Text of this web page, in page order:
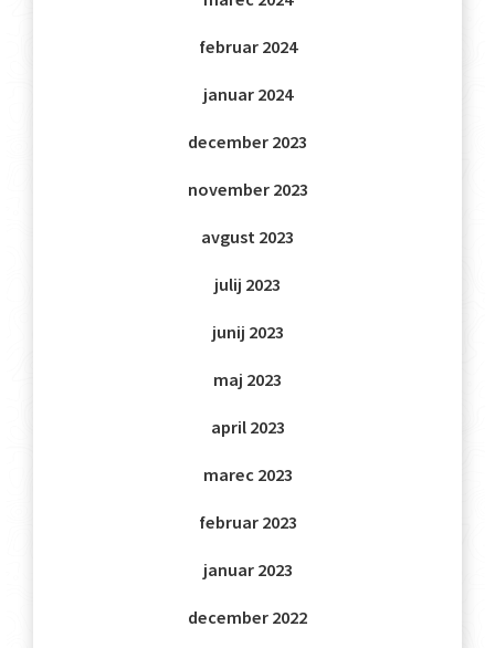
februar 2024
januar 2024
december 2023
november 2023
avgust 2023
julij 2023
junij 2023
maj 2023
april 2023
marec 2023
februar 2023
januar 2023
december 2022